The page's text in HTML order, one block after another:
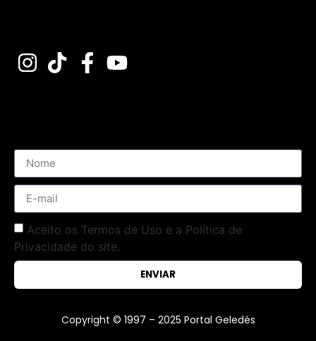
Aceito os Termos de Uso e a Política de
Privacidade do site.
ENVIAR
Copyright © 1997 – 2025 Portal Geledés